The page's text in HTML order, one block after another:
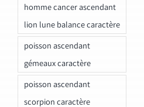
homme cancer ascendant
lion lune balance caractère
poisson ascendant
gémeaux caractère
poisson ascendant
scorpion caractère